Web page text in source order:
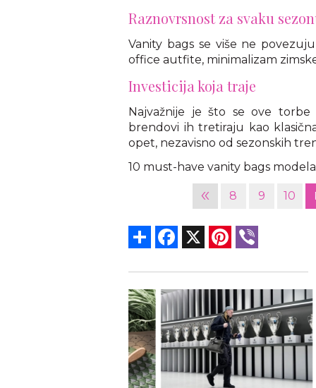
Raznovrsnost za svaku
Vanity bags se više ne
office autfite, minimalizam
Investicija koja traje
Najvažnije je što se ove torbe
brendovi ih tretiraju kao
opet, nezavisno od sezonskih
10 must-have vanity bags
« 8 9 10
Share Facebook Pinterest